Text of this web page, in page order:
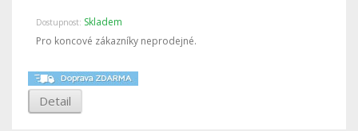
Dostupnost: Skladem
Pro koncové zákazníky neprodejné.
Detail